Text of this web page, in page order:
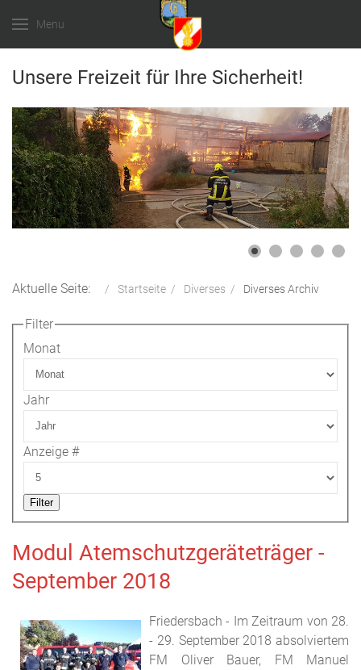
Menu
Unsere Freizeit für Ihre Sicherheit!
Aktuelle Seite: Startseite Diverses Diverses Archiv
Filter
Monat
Jahr
Anzeige #
Filter
Modul Atemschutzgeräteträger -
September 2018
Friedersbach - Im Zeitraum von 28.
- 29. September 2018 absolviertem
FM Oliver Bauer, FM Manuel